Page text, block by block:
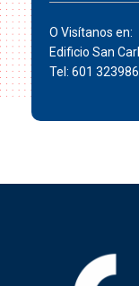
O Visítanos en:
Edificio San
Tel: 601